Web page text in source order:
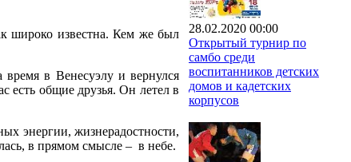
широко известна. Кем же был
в Венесуэлу и вернулся
есть общие друзья. Он летел в
энергии, жизнерадостности,
в прямом смысле – в небе.
28.02.2020 00:00
Открытый турнир по
самбо среди
воспитанников детских
домов и кадетских
корпусов